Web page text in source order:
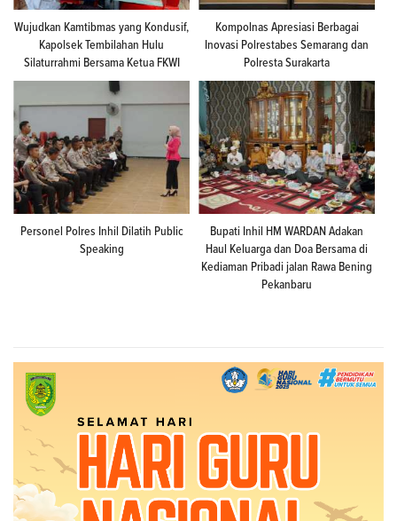
Wujudkan Kamtibmas yang Kondusif,
Kapolsek Tembilahan Hulu
Silaturrahmi Bersama Ketua FKWI
Kompolnas Apresiasi Berbagai
Inovasi Polrestabes Semarang dan
Polresta Surakarta
Personel Polres Inhil Dilatih Public
Speaking
Bupati Inhil HM WARDAN Adakan
Haul Keluarga dan Doa Bersama di
Kediaman Pribadi jalan Rawa Bening
Pekanbaru